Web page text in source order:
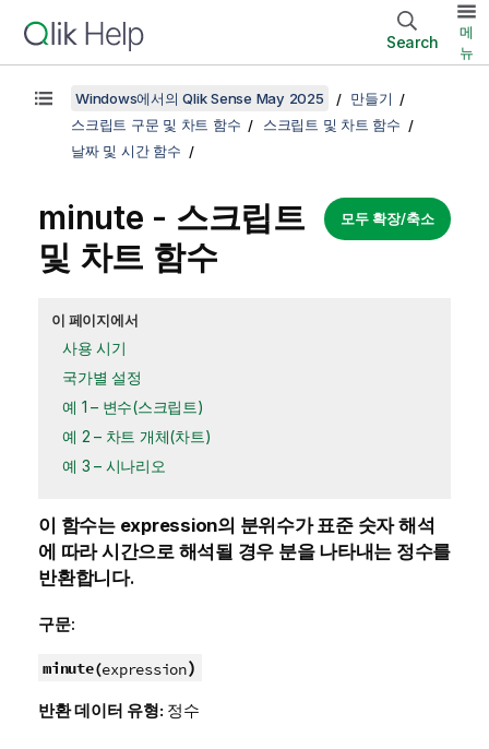
Search
메
뉴
Windows에서의 Qlik Sense May 2025
만들기
스크립트 구문 및 차트 함수
스크립트 및 차트 함수
날짜 및 시간 함수
모두 확장/축소
minute - 스크립트
및 차트 함수
이 페이지에서
사용 시기
국가별 설정
예 1 – 변수(스크립트)
예 2 – 차트 개체(차트)
예 3 – 시나리오
이 함수는 expression의 분위수가 표준 숫자 해석
에 따라 시간으로 해석될 경우 분을 나타내는 정수를
반환합니다.
구문:
minute(expression)
반환 데이터 유형: 정수